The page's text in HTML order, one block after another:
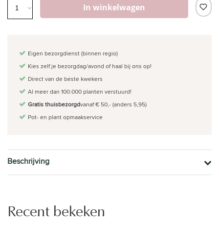
In winkelwagen
Eigen bezorgdienst (binnen regio)
Kies zelf je bezorgdag/avond of haal bij ons op!
Direct van de beste kwekers
Al meer dan 100.000 planten verstuurd!
Gratis thuisbezorgdvanaf € 50,- (anders 5,95)
Pot- en plant opmaakservice
Beschrijving
Recent bekeken